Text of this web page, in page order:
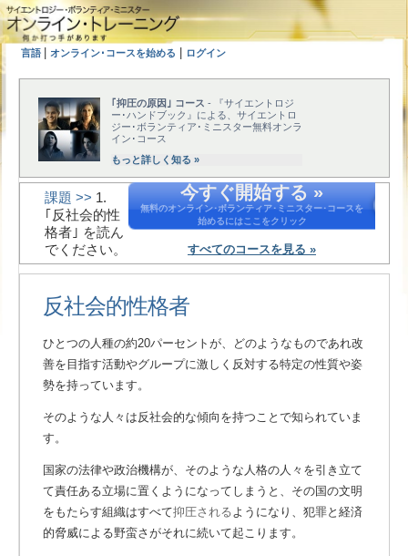
言語 オンライン･コースを始める ログイン
｢抑圧の原因｣ コース - 『サイエントロジ
ー･ハンドブック』による、サイエントロ
ジー･ボランティア･ミニスター無料オンラ
イン･コース
もっと詳しく知る »
今すぐ開始する »
無料のオンライン･ボランティア･ミニスター･コースを
始めるにはここをクリック
すべてのコースを見る »
課題 >> 1.
｢反社会的性
格者｣ を読ん
でください。
反社会的性格者
ひとつの人種の約20パーセントが、どのようなものであれ改
善を目指す活動やグループに激しく反対する特定の性質や姿
勢を持っています。
そのような人々は反社会的な傾向を持つことで知られていま
す。
国家の法律や政治機構が、そのような人格の人々を引き立て
て責任ある立場に置くようになってしまうと、その国の文明
をもたらす組織はすべて抑圧される ようになり、犯罪と経済
的脅威による野蛮さがそれに続いて起こります。